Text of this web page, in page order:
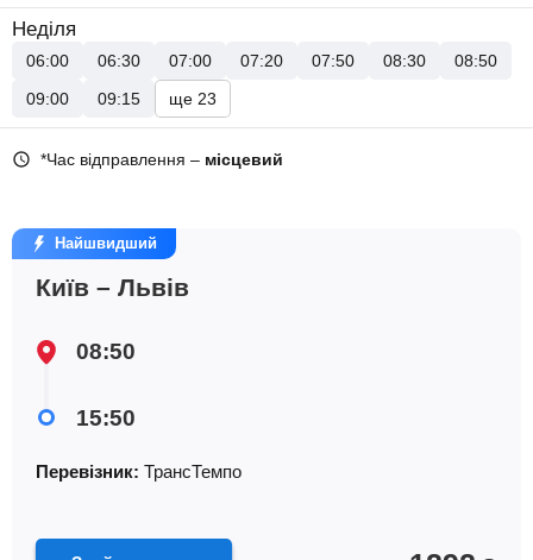
Неділя
06:00 06:30 07:00 07:20 07:50 08:30
08:50
09:00
09:15 ще 23
*Час відправлення – місцевий
Найшвидший
Київ – Львів
08:50
15:50
Перевізник: ТрансТемпо